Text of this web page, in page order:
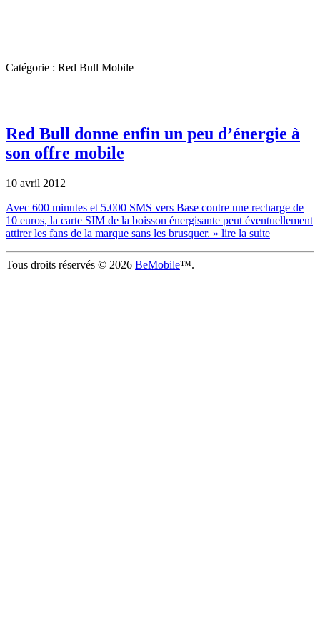
Catégorie : Red Bull Mobile
Red Bull donne enfin un peu d’énergie à
son offre mobile
10 avril 2012
Avec 600 minutes et 5.000 SMS vers Base contre une recharge de
10 euros, la carte SIM de la boisson énergisante peut éventuellement
attirer les fans de la marque sans les brusquer. » lire la suite
Tous droits réservés © 2026 BeMobile™.